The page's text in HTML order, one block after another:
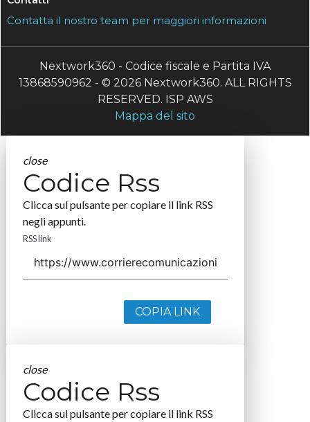
Contatta il nostro team per maggiori informazioni
Nextwork360 - Codice fiscale e Partita IVA
13868590962 - © 2026 Nextwork360. ALL RIGHTS
RESERVED. ISP AWS
Mappa del sito
close
Codice Rss
Clicca sul pulsante per copiare il link RSS
negli appunti.
RSS link
COPIA LINK
close
Codice Rss
Clicca sul pulsante per copiare il link RSS